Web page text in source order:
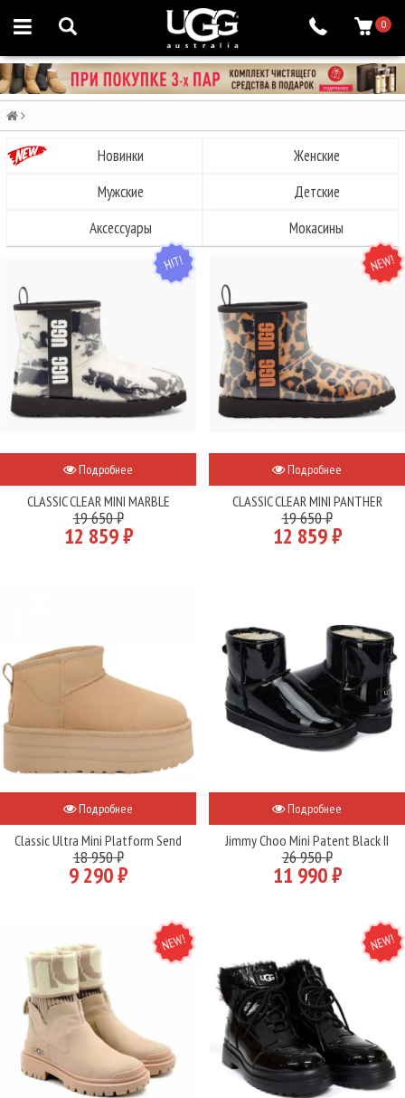
0
Новинки
Женские
Мужские
Детские
Аксессуары
Мокасины
HIT
Подробнее
CLASSIC CLEAR MINI MARBLE
19 650 ₽
12 859 ₽
NEW
Подробнее
CLASSIC CLEAR MINI PANTHER
19 650 ₽
12 859 ₽
Подробнее
Classic Ultra Mini Platform Send
18 950 ₽
9 290 ₽
Подробнее
Jimmy Choo Mini Patent Black II
26 950 ₽
11 990 ₽
NEW NEW